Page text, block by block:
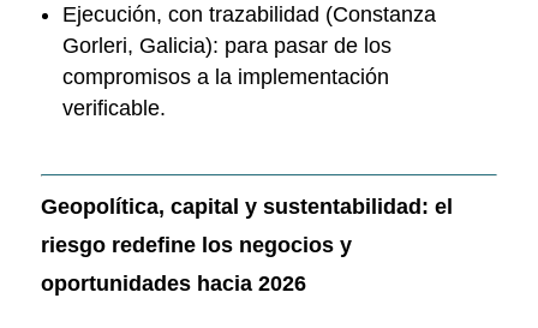
Ejecución, con trazabilidad (Constanza
Gorleri, Galicia): para pasar de los
compromisos a la implementación
verificable.
Geopolítica, capital y sustentabilidad: el
riesgo redefine los negocios y
oportunidades hacia 2026